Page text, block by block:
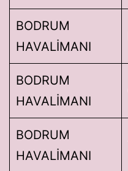
BODRUM
HAVALİMANI
BODRUM
HAVALİMANI
BODRUM
HAVALİMANI